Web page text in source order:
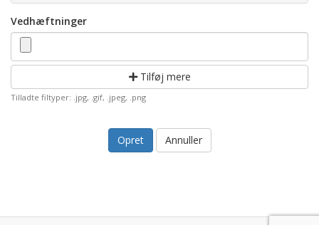
Vedhæftninger
Tilføj mere
Tilladte filtyper: .jpg, .gif, .jpeg, .png
Annuller